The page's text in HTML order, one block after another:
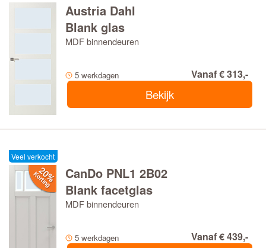
Austria Dahl
Blank glas
MDF binnendeuren
5 werkdagen Vanaf € 313,-
Bekijk
Veel verkocht
CanDo PNL1 2B02
Blank facetglas
MDF binnendeuren
5 werkdagen Vanaf € 439,-